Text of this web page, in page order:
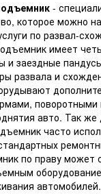
-
которое можно
по развал-
имеет
заездные
развала и
поворотными
авто. Так же
часто
по праву может
автомобилей.